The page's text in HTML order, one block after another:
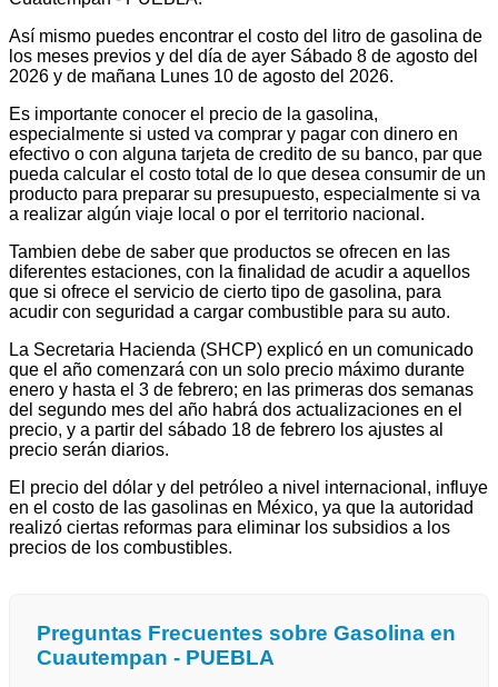
Así mismo puedes encontrar el costo del litro de gasolina de
los meses previos y del día de ayer Sábado 8 de agosto del
2026 y de mañana Lunes 10 de agosto del 2026.
Es importante conocer el precio de la gasolina,
especialmente si usted va comprar y pagar con dinero en
efectivo o con alguna tarjeta de credito de su banco, par que
pueda calcular el costo total de lo que desea consumir de un
producto para preparar su presupuesto, especialmente si va
a realizar algún viaje local o por el territorio nacional.
Tambien debe de saber que productos se ofrecen en las
diferentes estaciones, con la finalidad de acudir a aquellos
que si ofrece el servicio de cierto tipo de gasolina, para
acudir con seguridad a cargar combustible para su auto.
La Secretaria Hacienda (SHCP) explicó en un comunicado
que el año comenzará con un solo precio máximo durante
enero y hasta el 3 de febrero; en las primeras dos semanas
del segundo mes del año habrá dos actualizaciones en el
precio, y a partir del sábado 18 de febrero los ajustes al
precio serán diarios.
El precio del dólar y del petróleo a nivel internacional, influye
en el costo de las gasolinas en México, ya que la autoridad
realizó ciertas reformas para eliminar los subsidios a los
precios de los combustibles.
Preguntas Frecuentes sobre Gasolina en
Cuautempan - PUEBLA